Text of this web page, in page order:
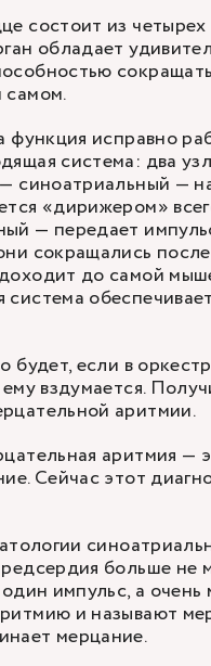
состоит из
обладает
самом.
функция исправно
система: два
синоатриальный —
«дирижером»
— передает
сокращались
до самой
система
будет, если в
вздумается.
аритмии.
аритмия —
Сейчас этот
больше не
импульс, а
и называют
мерцание.